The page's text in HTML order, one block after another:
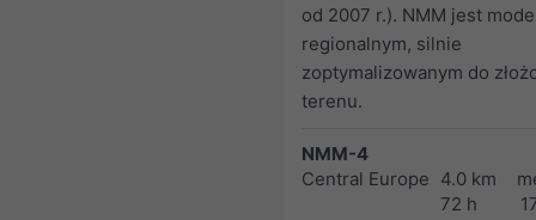
od 2007 r.). NMM jest
regionalnym, silnie
zoptymalizowanym do
terenu.
NMM-4
Central Europe 4.0 km
72 h